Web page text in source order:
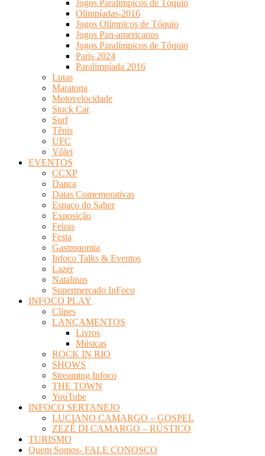
Jogos Paralímpicos de Tóquio
Olimpíadas-2016
Jogos Olímpicos de Tóquio
Jogos Pan-americanos
Jogos Paralímpicos de Tóquio
Paris 2024
Paralimpíada 2016
Lutas
Maratona
Motovelocidade
Stock Car
Surf
Tênis
UFC
Vôlei
EVENTOS
CCXP
Dança
Datas Comemorativas
Espaço do Saber
Exposição
Feiras
Festa
Gastronomia
Infoco Talks & Eventos
Lazer
Natalinos
Supermercado InFoco
INFOCO PLAY
Clipes
LANÇAMENTOS
Livros
Músicas
ROCK IN RIO
SHOWS
Streaming Infoco
THE TOWN
YouTube
INFOCO SERTANEJO
LUCIANO CAMARGO – GOSPEL
ZEZÉ DI CAMARGO – RÚSTICO
TURISMO
Quem Somos- FALE CONOSCO